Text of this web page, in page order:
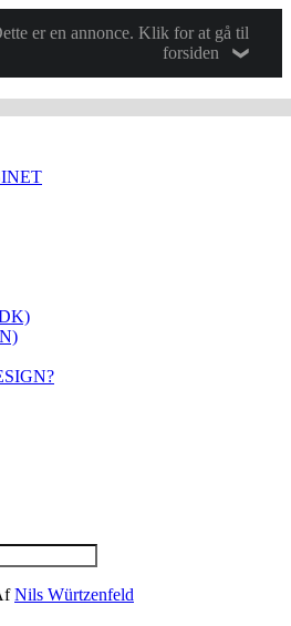
er en annonce. Klik for at gå til
forsiden
Nils Würtzenfeld